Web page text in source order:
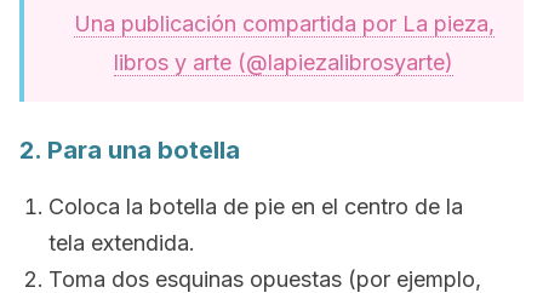
Una publicación compartida por La pieza,
libros y arte (@lapiezalibrosyarte)
2. Para una botella
Coloca la botella de pie en el centro de la
tela extendida.
Toma dos esquinas opuestas (por ejemplo,